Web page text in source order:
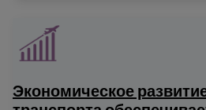
Экономическое